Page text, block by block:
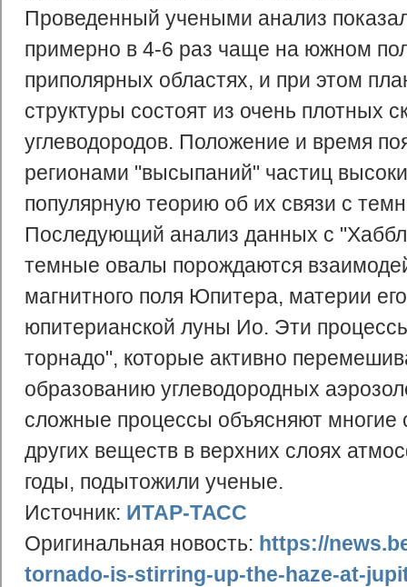
Проведенный учеными анализ
примерно в 4-6 раз чаще на южном
приполярных областях, и при этом
структуры состоят из очень плотных
углеводородов. Положение и время
регионами "высыпаний" частиц
популярную теорию об их связи с
Последующий анализ данных с
темные овалы порождаются
магнитного поля Юпитера, материи
юпитерианской луны Ио. Эти
торнадо", которые активно
образованию углеводородных
сложные процессы объясняют многие
других веществ в верхних слоях
годы, подытожили ученые.
Источник: ИТАР-ТАСС
Оригинальная новость: https://
tornado-is-stirring-up-the-haze-at-